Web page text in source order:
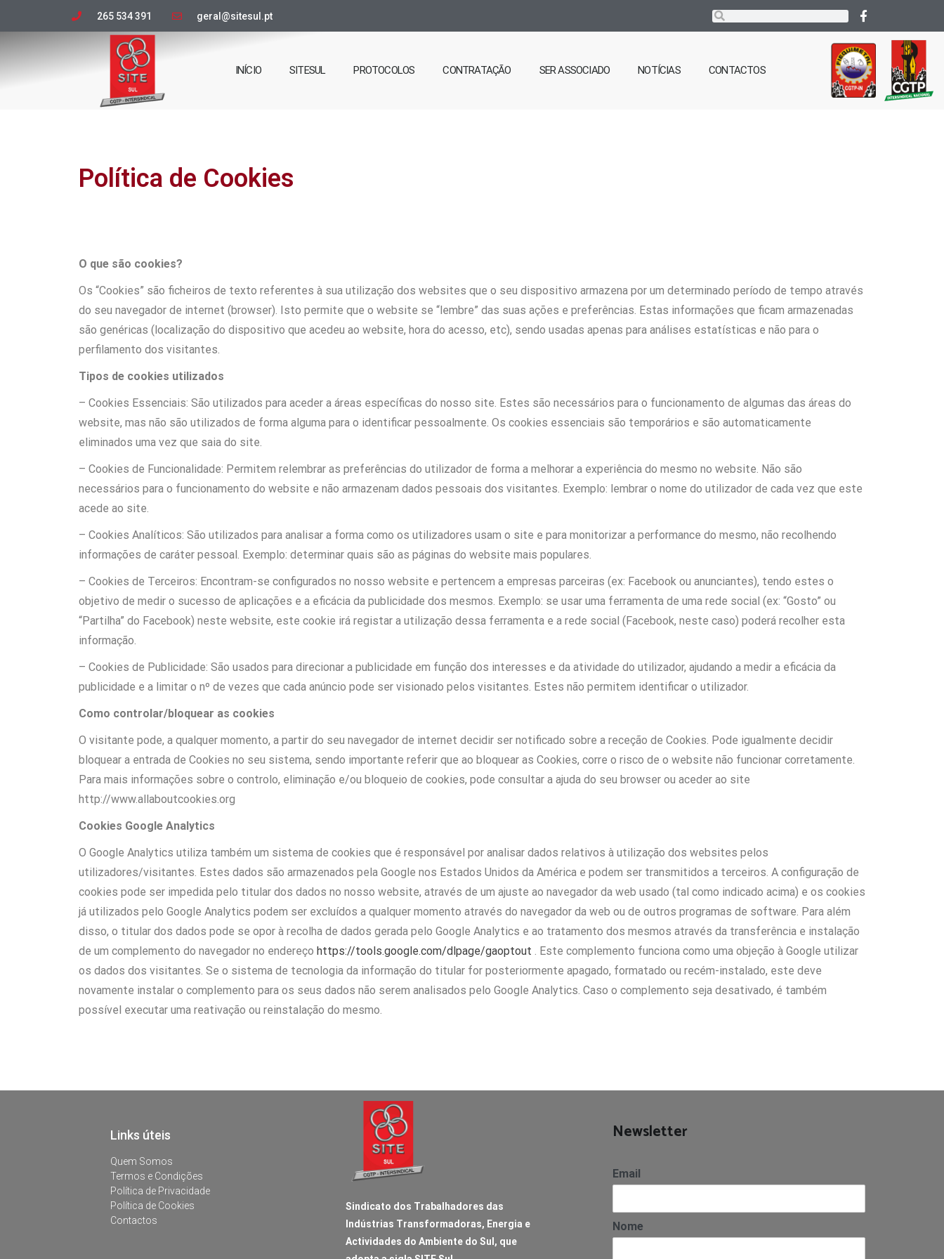
265 534 391 geral@sitesul.pt
INÍCIO SITESUL PROTOCOLOS CONTRATAÇÃO SER ASSOCIADO NOTÍCIAS CONTACTOS
Política de Cookies
O que são cookies?
Os “Cookies” são ficheiros de texto referentes à sua utilização dos websites que o seu dispositivo armazena por um determinado período de tempo através
do seu navegador de internet (browser). Isto permite que o website se “lembre” das suas ações e preferências. Estas informações que ficam armazenadas
são genéricas (localização do dispositivo que acedeu ao website, hora do acesso, etc), sendo usadas apenas para análises estatísticas e não para o
perfilamento dos visitantes.
Tipos de cookies utilizados
– Cookies Essenciais: São utilizados para aceder a áreas específicas do nosso site. Estes são necessários para o funcionamento de algumas das áreas do
website, mas não são utilizados de forma alguma para o identificar pessoalmente. Os cookies essenciais são temporários e são automaticamente
eliminados uma vez que saia do site.
– Cookies de Funcionalidade: Permitem relembrar as preferências do utilizador de forma a melhorar a experiência do mesmo no website. Não são
necessários para o funcionamento do website e não armazenam dados pessoais dos visitantes. Exemplo: lembrar o nome do utilizador de cada vez que este
acede ao site.
– Cookies Analíticos: São utilizados para analisar a forma como os utilizadores usam o site e para monitorizar a performance do mesmo, não recolhendo
informações de caráter pessoal. Exemplo: determinar quais são as páginas do website mais populares.
– Cookies de Terceiros: Encontram-se configurados no nosso website e pertencem a empresas parceiras (ex: Facebook ou anunciantes), tendo estes o
objetivo de medir o sucesso de aplicações e a eficácia da publicidade dos mesmos. Exemplo: se usar uma ferramenta de uma rede social (ex: “Gosto” ou
“Partilha” do Facebook) neste website, este cookie irá registar a utilização dessa ferramenta e a rede social (Facebook, neste caso) poderá recolher esta
informação.
– Cookies de Publicidade: São usados para direcionar a publicidade em função dos interesses e da atividade do utilizador, ajudando a medir a eficácia da
publicidade e a limitar o nº de vezes que cada anúncio pode ser visionado pelos visitantes. Estes não permitem identificar o utilizador.
Como controlar/bloquear as cookies
O visitante pode, a qualquer momento, a partir do seu navegador de internet decidir ser notificado sobre a receção de Cookies. Pode igualmente decidir
bloquear a entrada de Cookies no seu sistema, sendo importante referir que ao bloquear as Cookies, corre o risco de o website não funcionar corretamente.
Para mais informações sobre o controlo, eliminação e/ou bloqueio de cookies, pode consultar a ajuda do seu browser ou aceder ao site
http://www.allaboutcookies.org
Cookies Google Analytics
O Google Analytics utiliza também um sistema de cookies que é responsável por analisar dados relativos à utilização dos websites pelos
utilizadores/visitantes. Estes dados são armazenados pela Google nos Estados Unidos da América e podem ser transmitidos a terceiros. A configuração de
cookies pode ser impedida pelo titular dos dados no nosso website, através de um ajuste ao navegador da web usado (tal como indicado acima) e os cookies
já utilizados pelo Google Analytics podem ser excluídos a qualquer momento através do navegador da web ou de outros programas de software. Para além
disso, o titular dos dados pode se opor à recolha de dados gerada pelo Google Analytics e ao tratamento dos mesmos através da transferência e instalação
de um complemento do navegador no endereço https://tools.google.com/dlpage/gaoptout
. Este complemento funciona como uma objeção à Google utilizar
os dados dos visitantes. Se o sistema de tecnologia da informação do titular for posteriormente apagado, formatado ou recém-instalado, este deve
novamente instalar o complemento para os seus dados não serem analisados pelo Google Analytics. Caso o complemento seja desativado, é também
possível executar uma reativação ou reinstalação do mesmo.
Links úteis
Quem Somos
Termos e Condições
Política de Privacidade
Política de Cookies
Contactos
Sindicato dos Trabalhadores das
Indústrias Transformadoras, Energia e
Actividades do Ambiente do Sul, que
Newsletter
Email
Nome